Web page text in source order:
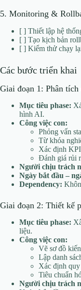
5. Monitoring &
[ ] Thiết lập hệ
[ ] Tạo kịch bản
[ ] Kiểm thử chạy
Các bước triển khai
Giai đoạn 1: Phân tích
Mục tiêu phase:
hình AI.
Công việc con:
Phỏng vấn
Từ khóa
Xác định
Đánh giá rủi
Người chịu trách
Ngày bắt đầu –
Dependency:
Giai đoạn 2: Thiết kế
Mục tiêu phase:
liệu.
Công việc con:
Vẽ sơ đồ
Lập danh
Xác định
Tiêu chuẩn
Người chịu trách